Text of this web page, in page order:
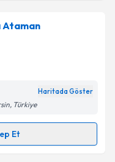
Ataman
Haritada Göster
Türkiye
Et